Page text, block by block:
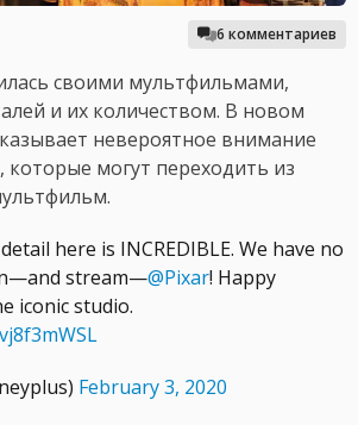
6 комментариев
своими мультфильмами,
и их количеством. В новом
невероятное внимание
которые могут переходить из
here is INCREDIBLE. We have no
stream—@Pixar! Happy
iconic studio.
February 3, 2020